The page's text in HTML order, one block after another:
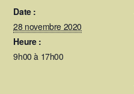
Date :
28 novembre 2020
Heure :
9h00 à 17h00